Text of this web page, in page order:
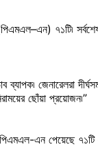
৭১টি৷
জেনারেলরা
ছোঁয়া প্রয়োজন৷”
এন পেয়েছে